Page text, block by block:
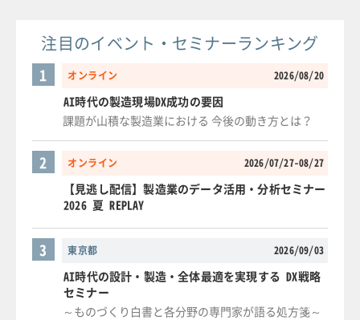
注目のイベント・セミナーランキング
オンライン 2026/08/20
1
AI時代の製造現場DX成功の要因
課題が山積な製造業における 今後の動き方とは？
オンライン 2026/07/27-08/27
2
【見逃し配信】製造業のデータ活用・分析セミナー
2026 夏 REPLAY
東京都 2026/09/03
3
AI時代の設計・製造・全体最適を実現する DX戦略
セミナー
～ものづくり白書と各分野の専門家が語る処方箋～